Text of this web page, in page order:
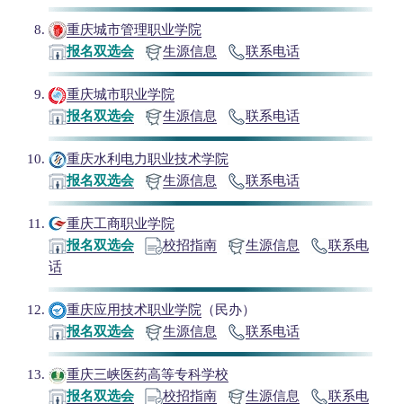
重庆城市管理职业学院
报名双选会
生源信息 联系电话
重庆城市职业学院
报名双选会
生源信息 联系电话
重庆水利电力职业技术学院
报名双选会
生源信息 联系电话
重庆工商职业学院
报名双选会
校招指南 生源信息
联系电
话
重庆应用技术职业学院 （民办）
报名双选会
生源信息 联系电话
重庆三峡医药高等专科学校
报名双选会
校招指南 生源信息
联系电